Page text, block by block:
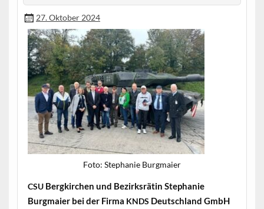
27. Oktober 2024
Foto: Stephanie Burgmaier
CSUBergkirchen und Bezirk­srätin Stephanie
Burgmaier bei der Fir­ma KNDS Deutsch­land GmbH